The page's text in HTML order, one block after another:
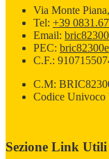
Via Monte
Tel: +39
Email:
PEC:
C.F.:
C.M:
Codice
Sezione Link Utili